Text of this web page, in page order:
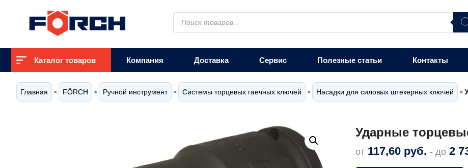
Поиск
товаров
Каталог товаров Компания Доставка Сервис Полезные статьи Контакты
Главная > FÖRCH > Ручной инструмент > Системы торцевых гаечных ключей > Насадки для силовых штекерных ключей >
Ударные
от 117,60 руб. - до 2